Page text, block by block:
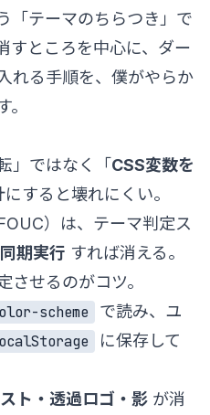
「テーマのちらつき」で
すところを中心に、ダー
れる手順を、僕がやらか
」ではなく「 CSS変数を
にすると壊れにくい。
）は、テーマ判定ス
期実行 すれば消える。
させるのがコツ。
scheme
で読み、ユ
に保存して
ト・透過ロゴ・影 が消